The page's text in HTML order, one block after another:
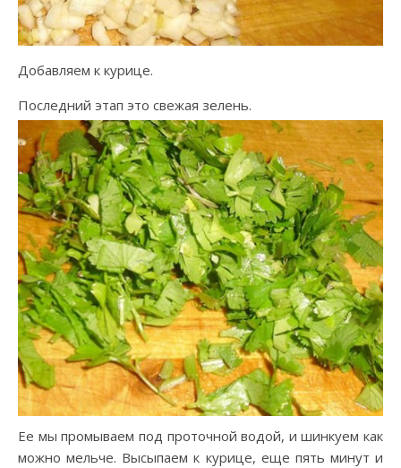
Добавляем к курице.
Последний этап это свежая зелень.
Ее мы промываем под проточной водой, и шинкуем как
можно мельче. Высыпаем к курице, еще пять минут и